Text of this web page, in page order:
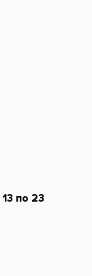
13 по 23